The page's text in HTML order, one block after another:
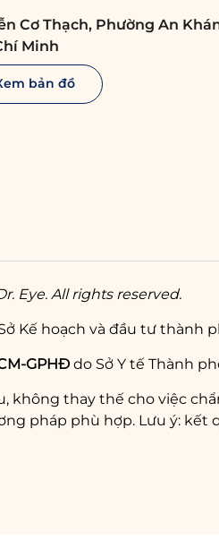
Cơ Thạch, Phường An
Minh
bản đồ
Eye. All rights reserved.
Kế hoạch và đầu tư thành
GPHĐdo Sở Y tế Thành
thay thế cho việc
pháp phù hợp. Lưu ý: kết